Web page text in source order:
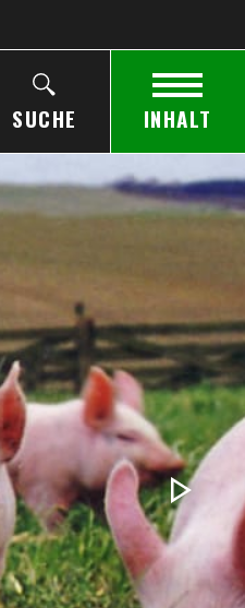
SUCHE INHALT